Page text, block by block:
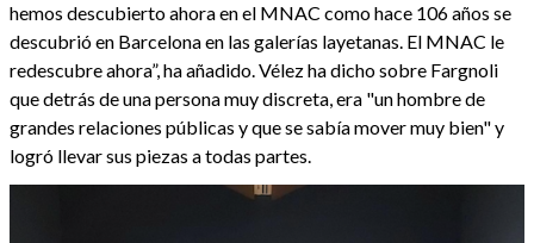
hemos descubierto ahora en el MNAC como hace 106 años se
descubrió en Barcelona en las galerías layetanas. El MNAC le
redescubre ahora”, ha añadido. Vélez ha dicho sobre Fargnoli
que detrás de una persona muy discreta, era "un hombre de
grandes relaciones públicas y que se sabía mover muy bien" y
logró llevar sus piezas a todas partes.